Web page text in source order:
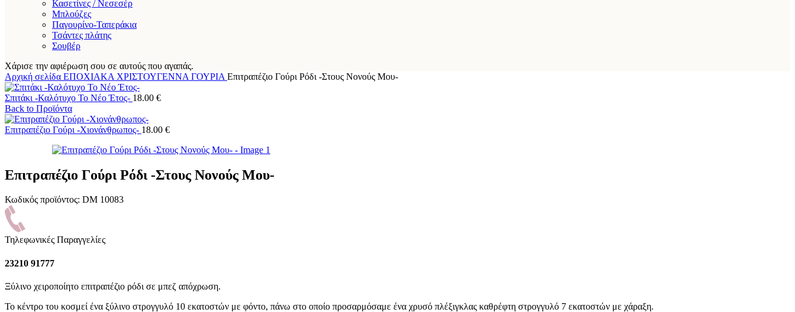
Κασετίνες / Νεσεσέρ
Μπλούζες
Παγουρίνο-Ταπεράκια
Τσάντες πλάτης
Σουβέρ
Χάρισε την αφιέρωση σου σε αυτούς που αγαπάς.
Αρχική σελίδα ΕΠΟΧΙΑΚΑ ΧΡΙΣΤΟΥΓΕΝΝΑ ΓΟΥΡΙΑ Επιτραπέζιο Γούρι Ρόδι -Στους Νονούς Μου-
Σπιτάκι -Καλότυχο Το Νέο Έτος- 18.00 €
Back to Προϊόντα
Επιτραπέζιο Γούρι -Χιονάνθρωπος- 18.00 €
Επιτραπέζιο Γούρι Ρόδι -Στους Νονούς Μου-
Κωδικός προϊόντος: DM 10083
Τηλεφωνικές Παραγγελίες
23210 91777
Ξύλινο χειροποίητο επιτραπέζιο ρόδι σε μπεζ απόχρωση.
Το κέντρο του κοσμεί ένα ξύλινο στρογγυλό 10 εκατοστών με φόντο, πάνω στο οποίο προσαρμόσαμε ένα χρυσό πλέξιγκλας καθρέφτη στρογγυλό 7 εκατοστών με χάραξη.